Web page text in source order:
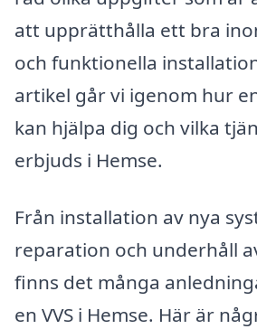
att upprätthålla ett bra
och funktionella
artikel går vi igenom hur
kan hjälpa dig och vilka
erbjuds i Hemse.
Från installation av nya
reparation och underhåll
finns det många
en VVS i Hemse. Här är